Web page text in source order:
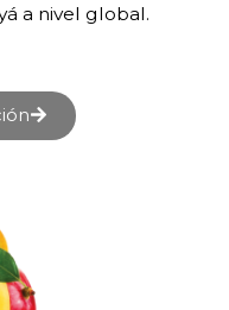
a nivel global.